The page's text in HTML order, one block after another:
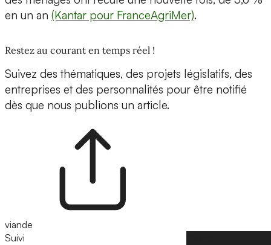
en un an (Kantar pour FranceAgriMer).
Restez au courant en temps réel !
Suivez des thématiques, des projets législatifs, des
entreprises et des personnalités pour être notifié
dès que nous publions un article.
viande
Suivi